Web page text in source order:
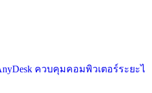
ควบคุมคอมพิวเตอร์ระยะไ